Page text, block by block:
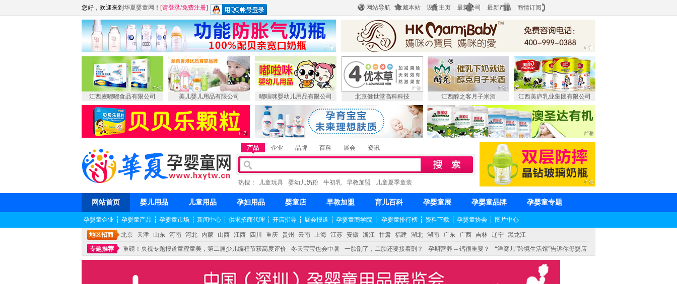
网站导航 收藏本站 设为主页 最新公司 最新产品 商情订阅
您好，欢迎来到 华夏婴童网 ！ [请登录/免费注册]
江西麦嘟嘟食品有限公司 美儿婴儿用品有限公司 嘟啦咪婴幼儿用品有限公司 北京健世堂高科科技 江西醇之客月子米酒 江西美庐乳业集团有限公司
产品 企业 品牌 百科 展会 资讯
热搜： 儿童玩具 婴幼儿奶粉 牛初乳 早教加盟 儿童夏季童装
网站首页 婴儿用品 儿童用品 孕妇用品 婴童店 早教加盟 育儿百科 孕婴童展 孕婴童品牌 孕婴童专题
孕婴童企业 ┆ 孕婴童产品 ┆ 孕婴童市场 ┆ 新闻中心 ┆ 供求招商代理 ┆ 开店指导 ┆ 展会报道 ┆ 孕婴童商学院 ┆ 孕婴童排行榜 ┆ 资料下载 ┆ 孕婴童协会 ┆ 图片中心
地区招商 北京 天津 山东 河南 河北 内蒙 山西 江西 四川 重庆 贵州 云南 上海 江苏 安徽 浙江 甘肃 福建 湖北 湖南 广东 广西 吉林 辽宁 黑龙江
专题推荐
重磅！央视专题报道童程童美，第二届少儿编程节获高度评价 冬天宝宝也会中暑 一胎剖了，二胎还要接着剖？ 孕期营养 -- 钙很重要？
“洋窝儿”跨境生活馆”告诉你母婴店
不能再单纯地销售产品,而要向增强服务转型,毕竟母婴产品比较特殊。”
妇幼广场 免租了！